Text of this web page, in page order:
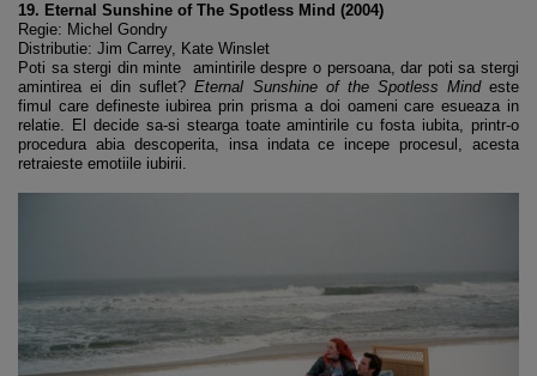
19. Eternal Sunshine of The Spotless Mind (2004)
Regie: Michel Gondry
Distributie: Jim Carrey, Kate Winslet
Poti sa stergi din minte amintirile despre o persoana, dar poti sa stergi
amintirea ei din suflet?Eternal Sunshine of the Spotless Mindeste
fimul care defineste iubirea prin prisma a doi oameni care esueaza in
relatie. El decide sa-si stearga toate amintirile cu fosta iubita, printr-o
procedura abia descoperita, insa indata ce incepe procesul, acesta
retraieste emotiile iubirii.